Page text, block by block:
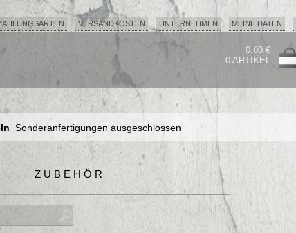
VERSANDKOSTEN UNTERNEHMEN MEINE DATEN
0.00 €
0 ARTIKEL
Sonderanfertigungen ausgeschlossen
Sonderanfertigungen ausgeschlossen
Sonderanfertigungen ausgeschlossen
ZUBEHÖR